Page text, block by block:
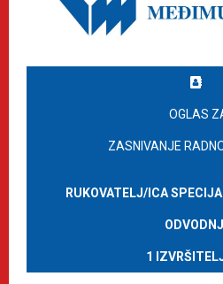
OGLAS
ZASNIVANJE
RUKOVATELJ/ICA
1